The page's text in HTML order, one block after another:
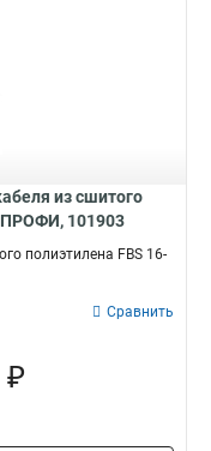
из сшитого
ПРОФИ, 101903
полиэтилена FBS 16-
Сравнить
₽